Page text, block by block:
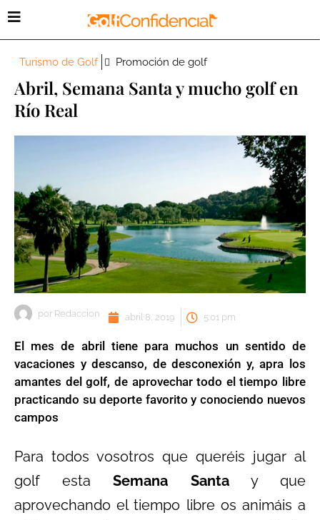
Turismo de Golf Promoción de golf
Abril, Semana Santa y mucho golf en
Río Real
por Redaccion abril 8, 2019 5:01 pm
El mes de abril tiene para muchos un sentido de
vacaciones y descanso, de desconexión y, apra los
amantes del golf, de aprovechar todo el tiempo libre
practicando su deporte favorito y conociendo nuevos
campos
Para todos vosotros que queréis jugar al
golf estaSemana Santay que
aprovechando el tiempo libre os animáis a